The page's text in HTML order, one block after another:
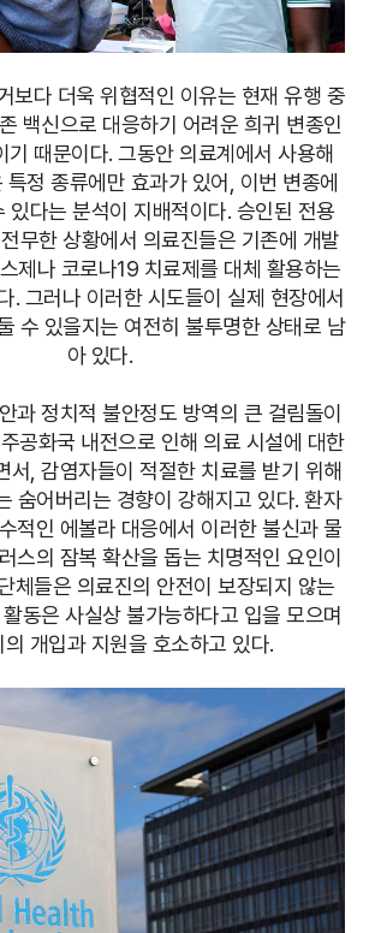
보다 더욱 위협적인 이유는 현재 유행 중
백신으로 대응하기 어려운 희귀 변종인
기 때문이다. 그동안 의료계에서 사용해
정 종류에만 효과가 있어, 이번 변종에
있다는 분석이 지배적이다. 승인된 전용
무한 상황에서 의료진들은 기존에 개발
제나 코로나19 치료제를 대체 활용하는
. 그러나 이러한 시도들이 실제 현장에서
수 있을지는 여전히 불투명한 상태로 남
아 있다.
과 정치적 불안정도 방역의 큰 걸림돌이
공화국 내전으로 인해 의료 시설에 대한
서, 감염자들이 적절한 치료를 받기 위해
숨어버리는 경향이 강해지고 있다. 환자
적인 에볼라 대응에서 이러한 불신과 물
스의 잠복 확산을 돕는 치명적인 요인이
체들은 의료진의 안전이 보장되지 않는
동은 사실상 불가능하다고 입을 모으며
개입과 지원을 호소하고 있다.